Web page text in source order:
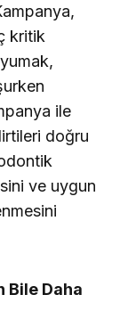
kritik
ile
doğru
ve uygun
Bile Daha